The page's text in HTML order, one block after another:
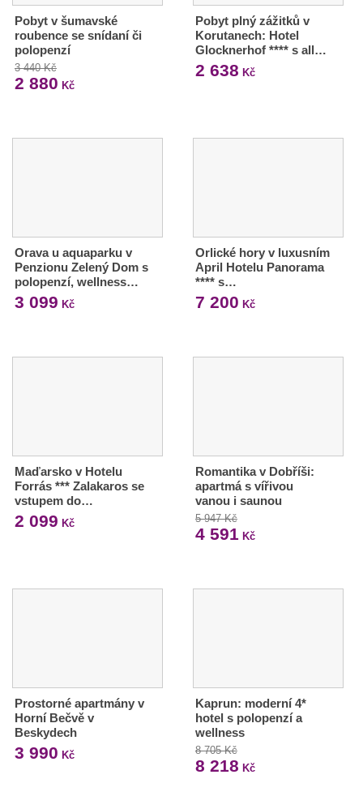
Pobyt v šumavské
roubence se snídaní či
polopenzí
3 440 Kč
2 880 Kč
Pobyt plný zážitků v
Korutanech: Hotel
Glocknerhof **** s all…
2 638 Kč
Orava u aquaparku v
Penzionu Zelený Dom s
polopenzí, wellness…
3 099 Kč
Orlické hory v luxusním
April Hotelu Panorama
**** s…
7 200 Kč
Maďarsko v Hotelu
Forrás *** Zalakaros se
vstupem do…
2 099 Kč
Romantika v Dobříši:
apartmá s vířivou
vanou i saunou
5 947 Kč
4 591 Kč
Prostorné apartmány v
Horní Bečvě v
Beskydech
3 990 Kč
Kaprun: moderní 4*
hotel s polopenzí a
wellness
8 705 Kč
8 218 Kč